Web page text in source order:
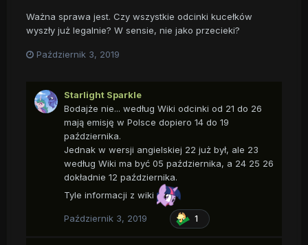
Ważna sprawa jest. Czy wszystkie odcinki kucełków
wyszły już legalnie? W sensie, nie jako przecieki?
Październik 3, 2019
Starlight Sparkle
Bodajże nie... według Wiki odcinki od 21 do 26
mają emisję w Polsce dopiero 14 do 19
października.
Jednak w wersji angielskiej 22 już był, ale 23
według Wiki ma być 05 października, a 24 25 26
dokładnie 12 października.
Tyle informacji z wiki
Październik 3, 2019 1